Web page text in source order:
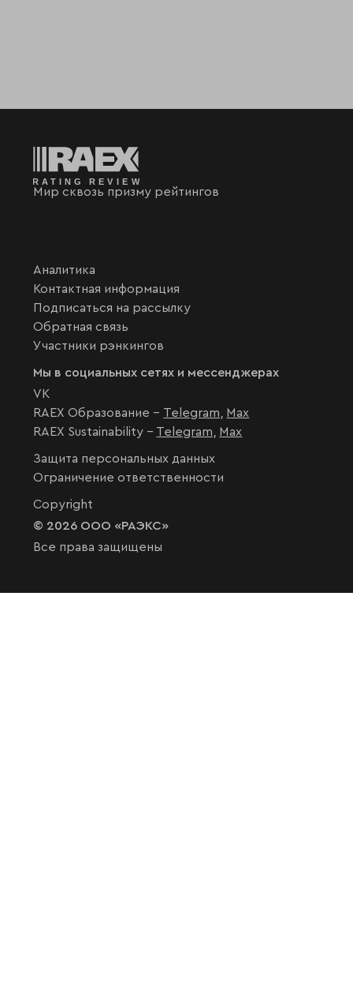
Мир сквозь призму рейтингов
Аналитика
Контактная информация
Подписаться на рассылку
Обратная связь
Участники рэнкингов
Мы в социальных сетях и мессенджерах
VK
RAEX Образование – Telegram
Max
RAEX Sustainability – Telegram Max
Защита персональных данных
Ограничение ответственности
Copyright
© 2026 ООО «РАЭКС»
Все права защищены